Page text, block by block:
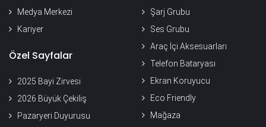
Medya Merkezi
Kariyer
Özel Sayfalar
2025 Bayi Zirvesi
2026 Büyük Çekiliş
Pazaryeri Duyurusu
Şarj Grubu
Ses Grubu
Araç İçi Aksesuarları
Telefon Bataryası
Ekran Koruyucu
Eco Friendly
Mağaza